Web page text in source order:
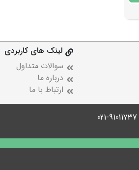
لینک های کاربردی
سوالات متداول
درباره ما
ارتباط با ما